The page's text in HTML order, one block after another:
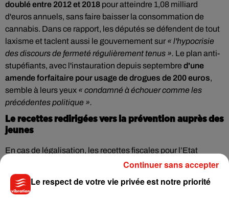
doublé entre 2012 et 2018 pour atteindre 1,08 milliard
d'euros annuels, sans faire baisser la consommation de
cannabis. Dans ce rapport, les députés se défendent de tout
laxisme et taclent aussi le gouvernement sur « l'hypocrisie
des discours de fermeté régulièrement tenus ». Le plan anti-
stupéfiants, avec l'instauration depuis septembre d'une
amende forfaitaire pour usage de drogues de 200 euros,
semble à leurs yeux « condamné à échouer comme les
précédentes politique ».
Le recettes redirigées vers la prévention auprès des
jeunes
En cas de légalisation, les recettes fiscales pour l’Etat
2 milliards d'euros et financer en
priorité la prévention chez les mineurs
députés.« On propose une vraie politique de réduction des
Le respect de votre vie privée est notre priorité
Continuer sans accepter